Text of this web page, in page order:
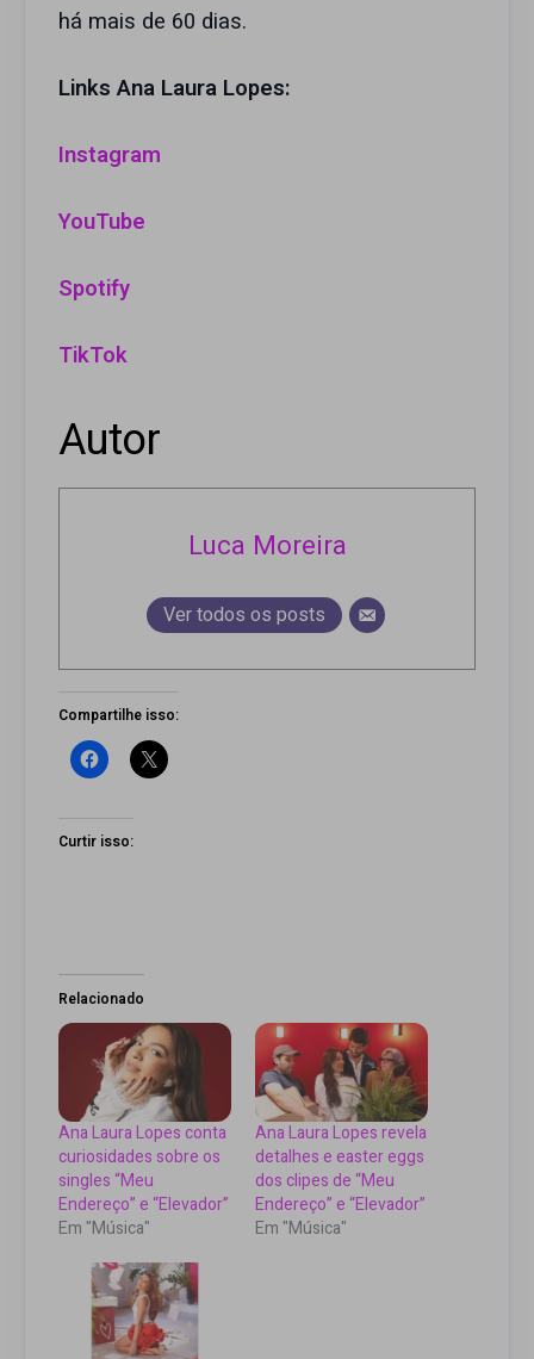
há mais de 60 dias.
Links Ana Laura Lopes:
Instagram
YouTube
Spotify
TikTok
Autor
Luca Moreira
Ver todos os posts
Compartilhe isso:
Curtir isso:
Relacionado
Ana Laura Lopes conta
curiosidades sobre os
singles “Meu
Endereço” e “Elevador”
Em "Música"
Ana Laura Lopes revela
detalhes e easter eggs
dos clipes de “Meu
Endereço” e “Elevador”
Em "Música"